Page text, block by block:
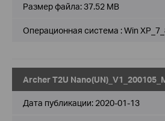
Размер файла:37.52 MB
Операционная система : Win
Archer T2U
Дата публикации: 2020-01-13